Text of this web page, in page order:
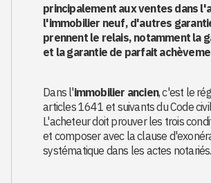
principalement aux ventes dans
l'immobilier neuf, d'autres
prennent le relais, notamment la
et la garantie de parfait
Dans l'immobilier ancien, c'est le
articles 1641 et suivants du Code
L'acheteur doit prouver les trois
et composer avec la clause
systématique dans les actes notariés.